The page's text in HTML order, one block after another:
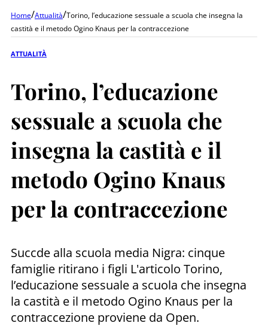
Home/Attualità/Torino, l’educazione sessuale a scuola che insegna la
castità e il metodo Ogino Knaus per la contraccezione
ATTUALITÀ
Torino, l’educazione
sessuale a scuola che
insegna la castità e il
metodo Ogino Knaus
per la contraccezione
Succde alla scuola media Nigra: cinque
famiglie ritirano i figli L'articolo Torino,
l’educazione sessuale a scuola che insegna
la castità e il metodo Ogino Knaus per la
contraccezione proviene da Open.